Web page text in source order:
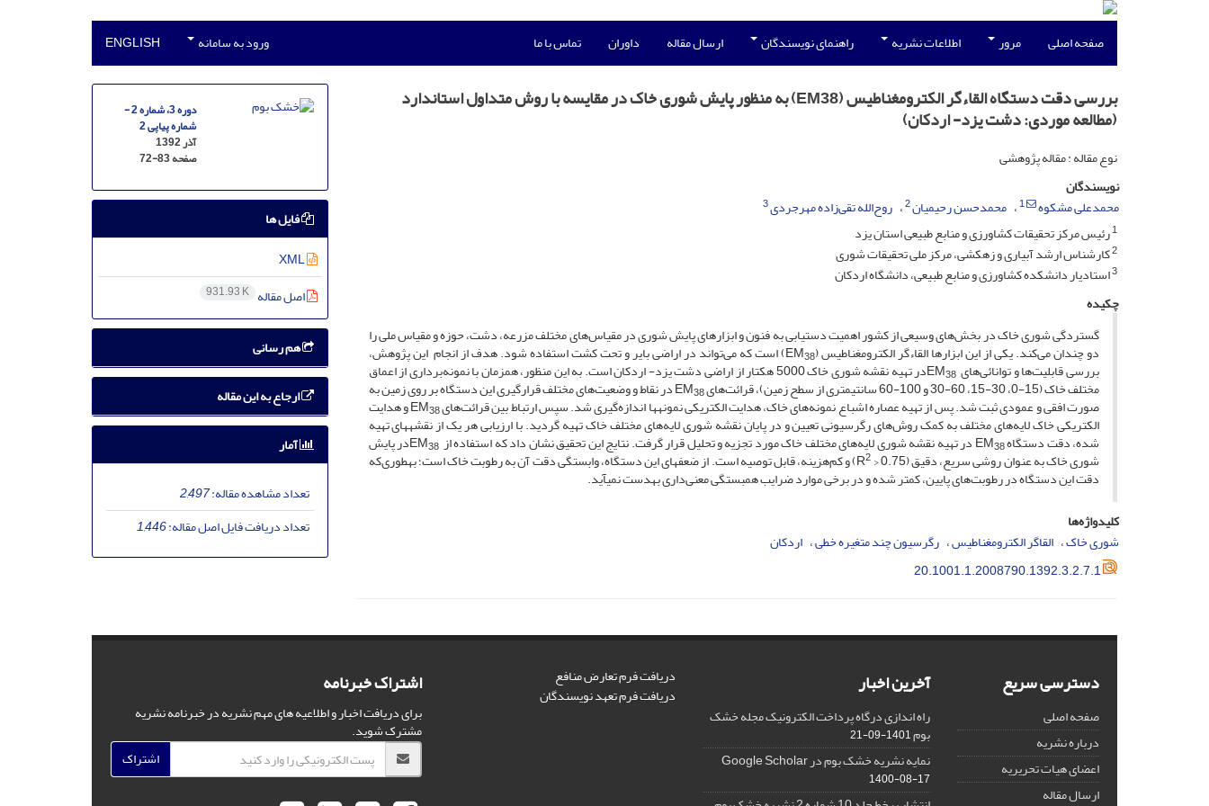
صفحه اصلی مرور اطلاعات نشریه راهنمای نویسندگان ارسال مقاله داوران تماس با ما ورود به سامانه ENGLISH
بررسی دقت دستگاه القاءگر الکترومغناطیس (EM38) به منظور پایش شوری خاک در مقایسه با روش متداول استاندارد
(مطالعه موردی: دشت یزد- اردکان)
نوع مقاله : مقاله پژوهشی
نویسندگان
محمدعلی مشکوه
1 محمدحسن رحیمیان2 روح‌الله تقی‌زاده مهرجردی3
1رئیس مرکز تحقیقات کشاورزی و منابع طبیعی استان یزد
2کارشناس ارشد آبیاری و زهکشی، مرکز ملی تحقیقات شوری
3استادیار دانشکده کشاورزی و منابع طبیعی، دانشگاه اردکان
چکیده
گستردگی شوری خاک در بخش‌های وسیعی از کشور اهمیت دست­یابی به فنون و ابزارهای پایش شوری در مقیاس‌های مختلف مزرعه، دشت، حوزه و مقیاس ملی را
دو چندان می‌کند. یکی از این ابزارها القاءگر الکترومغناطیس (EM38 ) است که می‌تواند در اراضی بایر و تحت کشت استفاده شود. هدف از انجام این پژوهش،
بررسی قابلیت‌ها و توانائی‌های EM 38 در تهیه نقشه شوری خاک 5000 هکتار از اراضی دشت یزد- اردکان است. به این منظور، هم­زمان با نمونه‌برداری از اعماق
مختلف خاک (15-0، 30-15، 60-30 و 100-60 سانتیمتری از سطح زمین)، قرائت‌های EM 38 در نقاط و وضعیت‌های مختلف قرارگیری این دستگاه بر روی زمین به
صورت افقی و عمودی ثبت شد. پس از تهیه عصاره اشباع نمونه‌های خاک، هدایت الکتریکی نمونه­ها اندازه‌گیری شد. سپس ارتباط بین قرائت‌های EM38 و هدایت
الکتریکی خاک لایه‌های مختلف به کمک روش‌های رگرسیونی تعیین و در پایان نقشه شوری لایه‌های مختلف خاک تهیه گردید. با ارزیابی هر یک از نقشه­های تهیه
شده، دقت دستگاه EM38 در تهیه نقشه شوری لایه‌های مختلف خاک مورد تجزیه و تحلیل قرار گرفت. نتایج این تحقیق نشان داد که استفاده از EM38 در پایش
شوری خاک به عنوان روشی سریع، دقیق (R 2 > 0.75) و کم‌هزینه، قابل توصیه است. از ضعف­های این دستگاه، وابستگی دقت آن به رطوبت خاک است؛ به­طوری‌که
دقت این دستگاه در رطوبت‌های پایین، کمتر شده و در برخی موارد ضرایب همبستگی معنی‌داری به­دست نمی­آید.
کلیدواژه‌ها
شوری خاک القاگر الکترومغناطیس رگرسیون چند متغیره خطی اردکان
20.1001.1.2008790.1392.3.2.7.1
دوره 3، شماره 2 -
شماره پیاپی 2
آذر 1392
صفحه72-83
فایل ها
XML
اصل مقاله 931.93 K
هم رسانی
ارجاع به این مقاله
آمار
تعداد مشاهده مقاله:2,497
تعداد دریافت فایل اصل مقاله:1,446
دسترسی سریع
صفحه اصلی
درباره نشریه
اعضای هیات تحریریه
ارسال مقاله
آخرین اخبار
راه اندازی درگاه پرداخت الکترونیک مجله خشک
بوم1401-09-21
نمایه نشریه خشک بوم در Google Scholar
1400-08-17
دریافت فرم تعارض منافع
دریافت فرم تعهد نویسندگان اشتراک خبرنامه
برای دریافت اخبار و اطلاعیه های مهم نشریه در خبرنامه نشریه
مشترک شوید.
اشتراک